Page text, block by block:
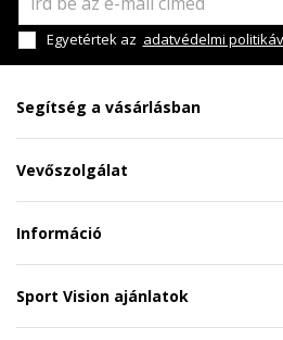
Egyetértek az adatvédelmi
Segítség a vásárlásban
Vevőszolgálat
Információ
Sport Vision ajánlatok